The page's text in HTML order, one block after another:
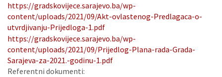
https://gradskovijece.sarajevo.ba/wp-
content/uploads/2021/09/Akt-ovlastenog-Predlagaca-o-
utvrdjivanju-Prijedloga-1.pdf
https://gradskovijece.sarajevo.ba/wp-
content/uploads/2021/09/Prijedlog-Plana-rada-Grada-
Sarajeva-za-2021.-godinu-1.pdf
Referentni dokumenti: